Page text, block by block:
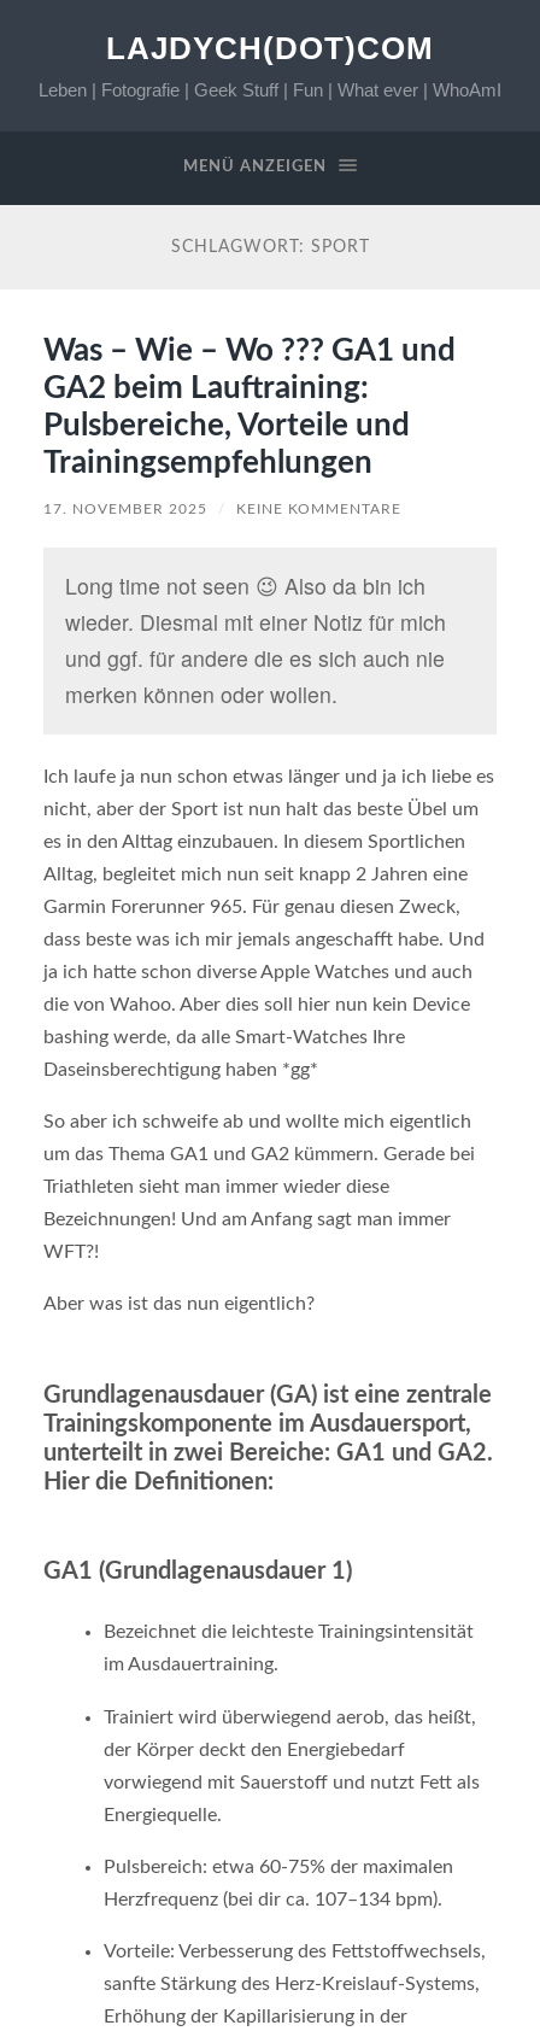
LAJDYCH(DOT)COM
Leben | Fotografie | Geek Stuff | Fun | What ever | WhoAmI
MENÜ ANZEIGEN
SCHLAGWORT: SPORT
Was – Wie – Wo ??? GA1 und
GA2 beim Lauftraining:
Pulsbereiche, Vorteile und
Trainingsempfehlungen
17. NOVEMBER 2025 / KEINE KOMMENTARE
Long time not seen 😉 Also da bin ich
wieder. Diesmal mit einer Notiz für mich
und ggf. für andere die es sich auch nie
merken können oder wollen.
Ich laufe ja nun schon etwas länger und ja ich liebe es
nicht, aber der Sport ist nun halt das beste Übel um
es in den Alttag einzubauen. In diesem Sportlichen
Alltag, begleitet mich nun seit knapp 2 Jahren eine
Garmin Forerunner 965. Für genau diesen Zweck,
dass beste was ich mir jemals angeschafft habe. Und
ja ich hatte schon diverse Apple Watches und auch
die von Wahoo. Aber dies soll hier nun kein Device
bashing werde, da alle Smart-Watches Ihre
Daseinsberechtigung haben *gg*
So aber ich schweife ab und wollte mich eigentlich
um das Thema GA1 und GA2 kümmern. Gerade bei
Triathleten sieht man immer wieder diese
Bezeichnungen! Und am Anfang sagt man immer
WFT?!
Aber was ist das nun eigentlich?
Grundlagenausdauer (GA) ist eine zentrale
Trainingskomponente im Ausdauersport,
unterteilt in zwei Bereiche: GA1 und GA2.
Hier die Definitionen:
GA1 (Grundlagenausdauer 1)
Bezeichnet die leichteste Trainingsintensität
im Ausdauertraining.
Trainiert wird überwiegend aerob, das heißt,
der Körper deckt den Energiebedarf
vorwiegend mit Sauerstoff und nutzt Fett als
Energiequelle.
Pulsbereich: etwa 60-75% der maximalen
Herzfrequenz (bei dir ca. 107–134 bpm).
Vorteile: Verbesserung des Fettstoffwechsels,
sanfte Stärkung des Herz-Kreislauf-Systems,
Erhöhung der Kapillarisierung in der